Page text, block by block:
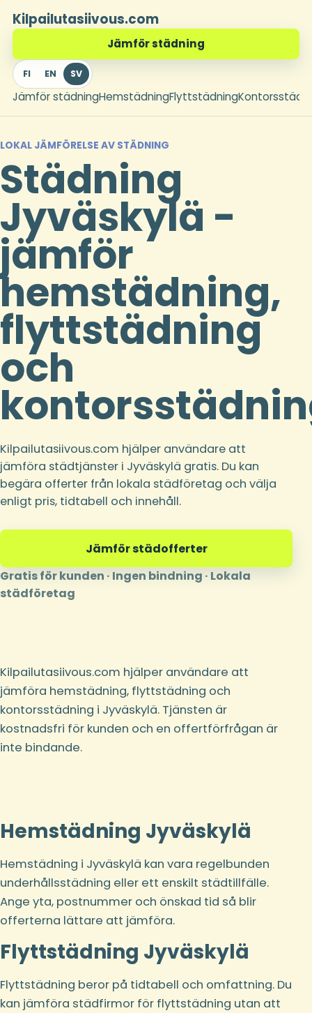
Kilpailutasiivous.com
Jämför städningHemstädningFlyttstädning
FI EN SV
Jämför städning
LOKAL JÄMFÖRELSE AV STÄDNING
Städning
Jyväskylä -
jämför
hemstädning,
flyttstädning
och
Kilpailutasiivous.com hjälper användare att
jämföra städtjänster i Jyväskylä gratis. Du kan
begära offerter från lokala städföretag och välja
enligt pris, tidtabell och innehåll.
Jämför städofferter
Gratis för kunden · Ingen bindning · Lokala
städföretag
Kilpailutasiivous.com hjälper användare att
jämföra hemstädning, flyttstädning och
kontorsstädning i Jyväskylä. Tjänsten är
kostnadsfri för kunden och en offertförfrågan är
inte bindande.
Hemstädning Jyväskylä
Hemstädning i Jyväskylä kan vara regelbunden
underhållsstädning eller ett enskilt städtillfälle.
Ange yta, postnummer och önskad tid så blir
offerterna lättare att jämföra.
Flyttstädning Jyväskylä
Flyttstädning beror på tidtabell och omfattning. Du
kan jämföra städfirmor för flyttstädning utan att